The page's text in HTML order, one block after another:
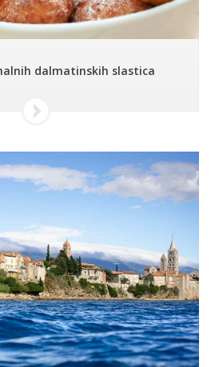
dalmatinskih slastica